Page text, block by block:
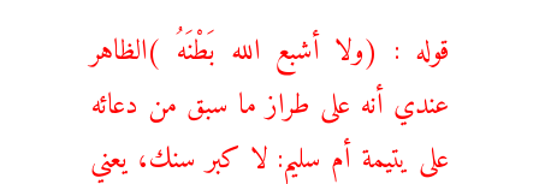
قوله : (ولا أشبع الله بَطْنَهُ )الظاهر
عندي أنه على طراز ما سبق من دعائه
على يتيمة أم سليم: لا كبر سنك، يعني